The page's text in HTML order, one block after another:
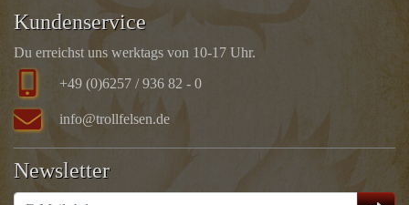
Kundenservice
Du erreichst uns werktags von 10-17 Uhr.
+49 (0)6257 / 936 82 - 0
info@trollfelsen.de
Newsletter